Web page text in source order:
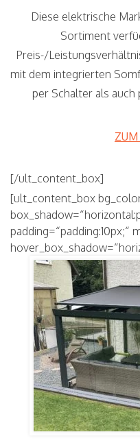
Diese elektrische
Sortiment
Preis-/
mit dem integrierten
per Schalter als
[/ult_content_box]
[ult_content_box
padding=“padding:10px;“